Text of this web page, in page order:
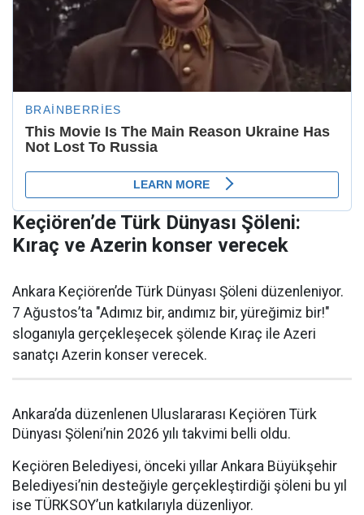
Keçiören’de Türk Dünyası Şöleni:
Kıraç ve Azerin konser verecek
Ankara Keçiören’de Türk Dünyası Şöleni düzenleniyor.
7 Ağustos’ta "Adımız bir, andımız bir, yüreğimiz bir!"
sloganıyla gerçekleşecek şölende Kıraç ile Azeri
sanatçı Azerin konser verecek.
Ankara’da düzenlenen Uluslararası Keçiören Türk
Dünyası Şöleni’nin 2026 yılı takvimi belli oldu.
Keçiören Belediyesi, önceki yıllar Ankara Büyükşehir
Belediyesi’nin desteğiyle gerçekleştirdiği şöleni bu yıl
ise TÜRKSOY’un katkılarıyla düzenliyor.